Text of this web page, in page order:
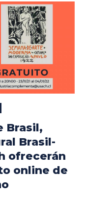
Brasil,
Brasil-
ofrecerán
online de